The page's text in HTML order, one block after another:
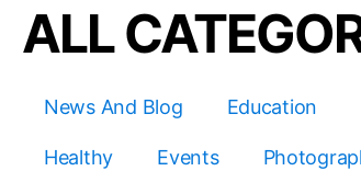
ALL
News And Blog Education
Healthy Events